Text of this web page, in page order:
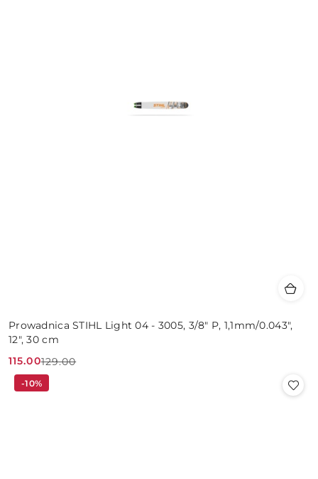
Prowadnica STIHL Light 04 - 3005, 3/8" P, 1,1mm/0.043",
12", 30 cm
Cena
promocyjna:
115.00
Cena
przed
129.00
-10%